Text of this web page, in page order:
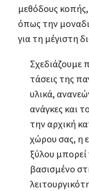
μεθόδους
όπως την
για τη μέγιστη
Σχεδιάζουμε
τάσεις της
υλικά,
ανάγκες και
την αρχική
χώρου σας, η
ξύλου μπορεί
βασισμένο